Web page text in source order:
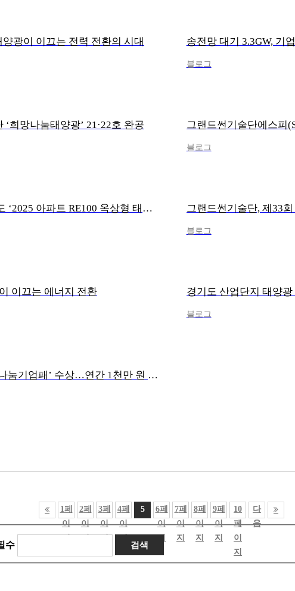
광이 이끄는 전력 전환의 시대 송전망 대기 3.3GW, 기
블로그
희망나눔태양광’ 21·22호 완공
블로그
그랜드썬기술단에스피(SP), 경기도 ‘2025 아파트 RE100 옥상형 태양광 시범사업’ …
블로그
이끄는 에너지 전환
블로그
그랜드썬기술단에스피(SP), ‘ESG나눔기업패’ 수상…연간 1천만 원 이상 기부 실천
1페
이
지
2페
이
지
3페
이
지
4페
이
5 6페
이
7페
이
지
8페
이
지
9페
이
지
10
페
이
지
다
음
수